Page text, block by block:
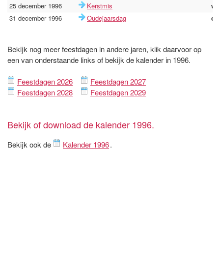
25 december 1996
Kerstmis
31 december 1996
Oudejaarsdag
Bekijk nog meer feestdagen in andere jaren, klik daarvoor op
een van onderstaande links of bekijk de kalender in 1996.
Feestdagen 2026
Feestdagen 2027
Feestdagen 2028
Feestdagen 2029
Bekijk of download de kalender 1996.
Bekijk ook de Kalender 1996.